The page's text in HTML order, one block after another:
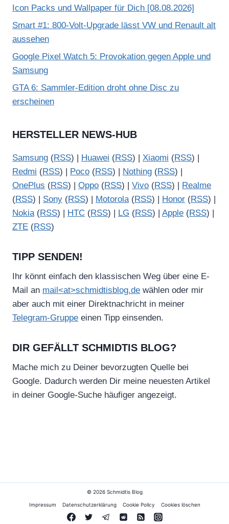
Icon Packs und Wallpaper für Dich [08.08.2026]
Smart #1: 800-Volt-Upgrade lässt VW und Renault alt
aussehen
Google Pixel Watch 5: Provokation gegen Apple und
Samsung
GTA 6: Sammler-Edition droht ohne Disc zu
erscheinen
HERSTELLER NEWS-HUB
Samsung (RSS) | Huawei (RSS) | Xiaomi (RSS) |
Redmi (RSS) | Poco (RSS) | Nothing (RSS) |
OnePlus (RSS) | Oppo (RSS) | Vivo (RSS) |
Realme
(RSS) | Sony (RSS) | Motorola(RSS) | Honor (RSS) |
Nokia(RSS) | HTC (RSS) | LG (RSS) | Apple (RSS) |
ZTE (RSS)
TIPP SENDEN!
Ihr könnt einfach den klassischen Weg über eine E-
Mail an mail<at>schmidtisblog.de wählen oder mir
aber auch mit einer Direktnachricht in meiner
Telegram-Gruppe einen Tipp einsenden.
DIR GEFÄLLT SCHMIDTIS BLOG?
Mache mich zu Deiner bevorzugten Quelle bei
Google. Dadurch werden Dir meine neuesten Artikel
in deiner Google-Suche häufiger angezeigt.
© 2026 Schmidtis Blog
Impressum Datenschutzerklärung Cookie Policy Cookies löschen